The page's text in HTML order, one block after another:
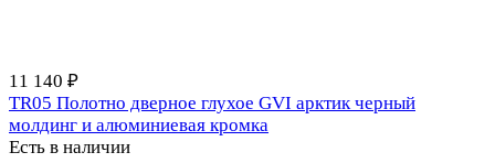
11 140 ₽
TR05 Полотно дверное глухое GVI арктик черный
молдинг и алюминиевая кромка
Есть в наличии